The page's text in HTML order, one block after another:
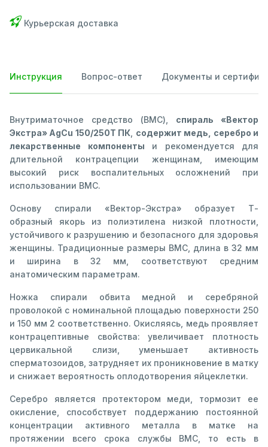
Курьерская доставка
Инструкция Вопрос-ответ Документы и
Внутриматочное средство (ВМС), спираль «Вектор
Экстра» AgCu 150/250Т ПК содержит медь, серебро и
лекарственные компоненты и рекомендуется для
длительной контрацепции женщинам, имеющим
высокий риск воспалительных осложнений при
использовании ВМС.
Основу спирали «Вектор-Экстра» образует Т-
образный якорь из полиэтилена низкой плотности,
устойчивого к разрушению и безопасного для здоровья
женщины. Традиционные размеры ВМС, длина в 32 мм
и ширина в 32 мм, соответствуют средним
анатомическим параметрам.
Ножка спирали обвита медной и серебряной
проволокой с номинальной площадью поверхности 250
и 150 мм 2 соответственно. Окисляясь, медь проявляет
контрацептивные свойства: увеличивает плотность
цервикальной слизи, уменьшает активность
сперматозоидов, затрудняет их проникновение в матку
и снижает вероятность оплодотворения яйцеклетки.
Серебро является протектором меди, тормозит ее
окисление, способствует поддержанию постоянной
концентрации активного металла в матке на
протяжении всего срока службы ВМС, то есть в